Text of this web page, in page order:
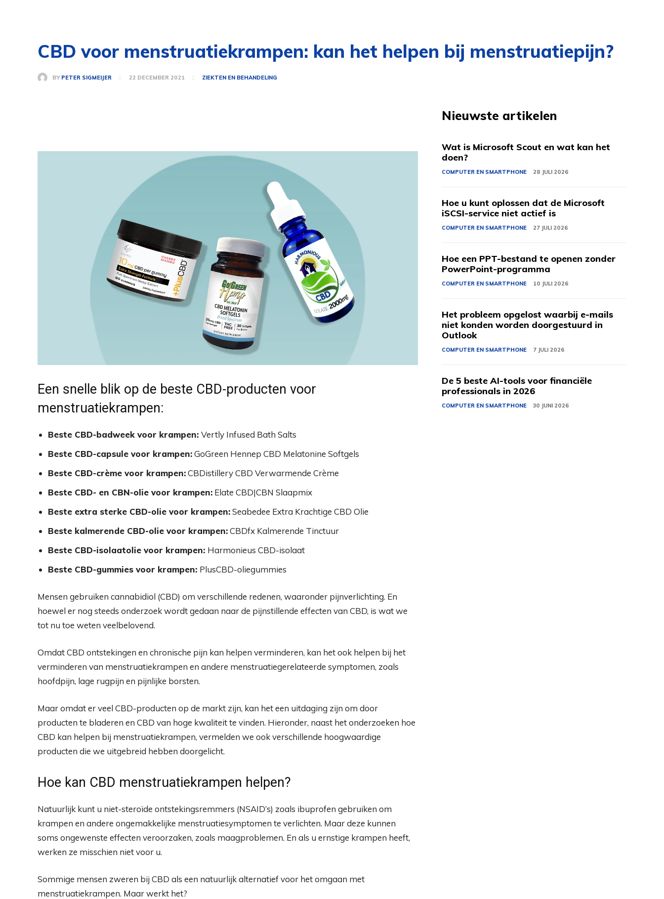
CBD voor menstruatiekrampen: kan het helpen bij menstruatiepijn?
BY PETER SIGMEIJER 22 DECEMBER 2021 ZIEKTEN EN BEHANDELING
Een snelle blik op de beste CBD-producten voor
menstruatiekrampen:
Beste CBD-badweek voor krampen: Vertly Infused Bath Salts
Beste CBD-capsule voor krampen:GoGreen Hennep CBD Melatonine Softgels
Beste CBD-crème voor krampen:CBDistillery CBD Verwarmende Crème
Beste CBD- en CBN-olie voor krampen: Elate CBD|CBN Slaapmix
Beste extra sterke CBD-olie voor krampen:Seabedee Extra Krachtige CBD Olie
Beste kalmerende CBD-olie voor krampen:CBDfx Kalmerende Tinctuur
Beste CBD-isolaatolie voor krampen: Harmonieus CBD-isolaat
Beste CBD-gummies voor krampen: PlusCBD-oliegummies
Mensen gebruiken cannabidiol (CBD) om verschillende redenen, waaronder pijnverlichting. En
hoewel er nog steeds onderzoek wordt gedaan naar de pijnstillende effecten van CBD, is wat we
tot nu toe weten veelbelovend.
Omdat CBD ontstekingen en chronische pijn kan helpen verminderen, kan het ook helpen bij het
verminderen van menstruatiekrampen en andere menstruatiegerelateerde symptomen, zoals
hoofdpijn, lage rugpijn en pijnlijke borsten.
Maar omdat er veel CBD-producten op de markt zijn, kan het een uitdaging zijn om door
producten te bladeren en CBD van hoge kwaliteit te vinden. Hieronder, naast het onderzoeken hoe
CBD kan helpen bij menstruatiekrampen, vermelden we ook verschillende hoogwaardige
producten die we uitgebreid hebben doorgelicht.
Hoe kan CBD menstruatiekrampen helpen?
Natuurlijk kunt u niet-steroïde ontstekingsremmers (NSAID’s) zoals ibuprofen gebruiken om
krampen en andere ongemakkelijke menstruatiesymptomen te verlichten. Maar deze kunnen
soms ongewenste effecten veroorzaken, zoals maagproblemen. En als u ernstige krampen heeft,
werken ze misschien niet voor u.
Sommige mensen zweren bij CBD als een natuurlijk alternatief voor het omgaan met
menstruatiekrampen. Maar werkt het?
Nieuwste artikelen
Wat is Microsoft Scout en wat kan het
doen?
COMPUTER EN SMARTPHONE 28 JULI 2026
Hoe u kunt oplossen dat de Microsoft
iSCSI-service niet actief is
COMPUTER EN SMARTPHONE 27 JULI 2026
Hoe een PPT-bestand te openen zonder
PowerPoint-programma
COMPUTER EN SMARTPHONE 10 JULI 2026
Het probleem opgelost waarbij e-mails
niet konden worden doorgestuurd in
Outlook
COMPUTER EN SMARTPHONE 7 JULI 2026
De 5 beste AI-tools voor financiële
professionals in 2026
COMPUTER EN SMARTPHONE 30 JUNI 2026